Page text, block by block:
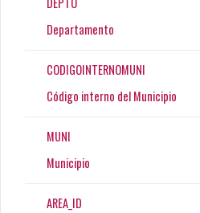
Departamento
CODIGOINTERNOMUNI
Código interno del Municipio
MUNI
Municipio
AREA_ID